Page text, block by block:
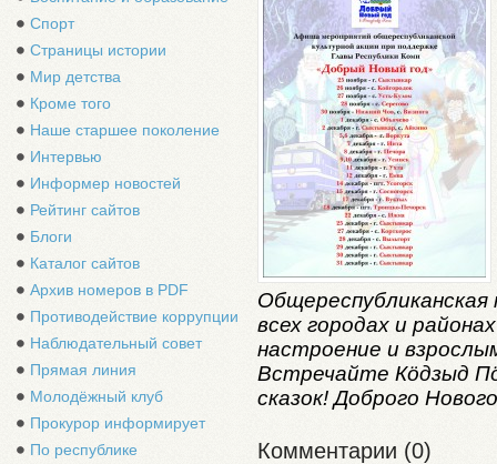
Спорт
Страницы истории
Мир детства
Кроме того
Наше старшее поколение
Интервью
Информер новостей
Рейтинг сайтов
Блоги
Каталог сайтов
Архив номеров в PDF
Противодействие коррупции
Наблюдательный совет
Прямая линия
Молодёжный клуб
Прокурор информирует
По республике
Общереспубликанская
всех городах и
настроение и
Встречайте Кöдзыд
сказок! Доброго
Комментарии (0)